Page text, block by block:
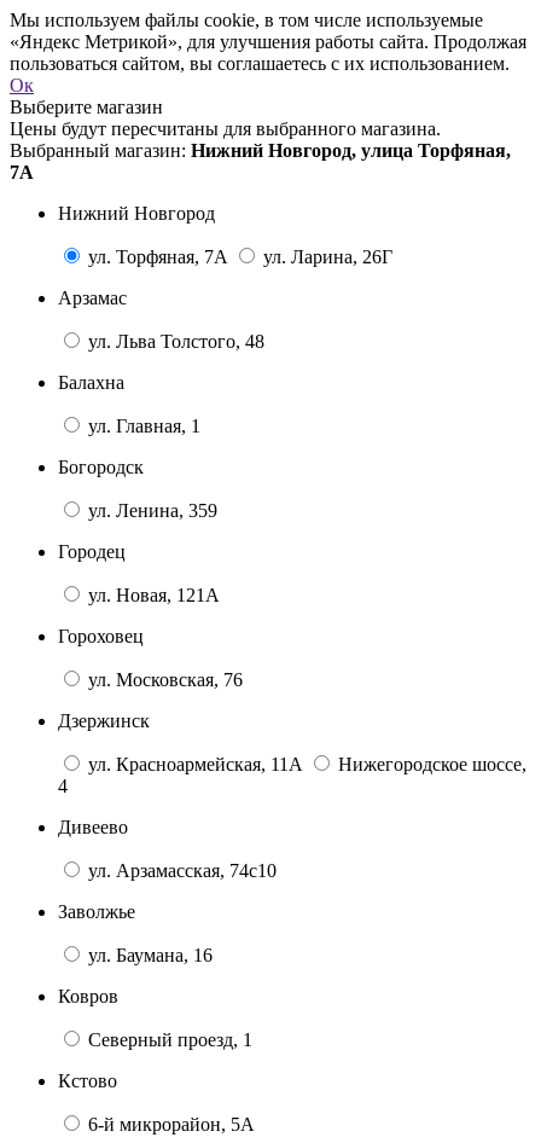
Мы используем файлы cookie, в том числе используемые
«Яндекс Метрикой», для улучшения работы сайта. Продолжая
пользоваться сайтом, вы соглашаетесь с их использованием.
Ок
Выберите магазин
Цены будут пересчитаны для выбранного магазина.
Выбранный магазин: Нижний Новгород, улица Торфяная,
7А
Нижний Новгород
ул. Торфяная, 7А
ул. Ларина, 26Г
Арзамас
ул. Льва Толстого, 48
Балахна
ул. Главная, 1
Богородск
ул. Ленина, 359
Городец
ул. Новая, 121А
Гороховец
ул. Московская, 76
Дзержинск
ул. Красноармейская, 11А
Нижегородское шоссе,
4
Дивеево
ул. Арзамасская, 74с10
Заволжье
ул. Баумана, 16
Ковров
Северный проезд, 1
Кстово
6-й микрорайон, 5А